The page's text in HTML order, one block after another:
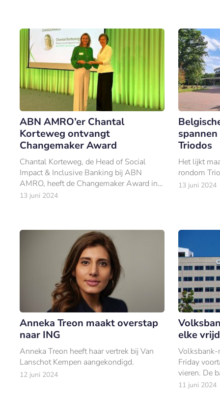
ABN AMRO’er Chantal
Korteweg ontvangt
Changemaker Award
Chantal Korteweg, de Head of Social
Impact & Inclusive Banking bij ABN
AMRO, heeft de Changemaker Award in
ontvangst genomen.
13 juni 2024
Triodos
Het lijkt
rondom
13 juni 2024
Anneka Treon maakt overstap
naar ING
Anneka Treon heeft haar vertrek bij Van
Lanschot Kempen aangekondigd.
12 juni 2024
elke
Volksbank-
Friday
vieren. De
het de
11 juni 2024